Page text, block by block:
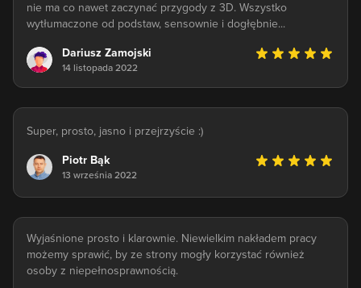
nie ma co nawet zaczynać przygody z 3D. Wszystko
wytłumaczone od podstaw, sensownie i dogłębnie...
Dariusz Zamojski
14 listopada 2022
Super, prosto, jasno i przejrzyście :)
Piotr Bąk
13 września 2022
Wyjaśnione prosto i klarownie. Niewielkim nakładem pracy
możemy sprawić, by ze strony mogły korzystać również
osoby z niepełnosprawnością.